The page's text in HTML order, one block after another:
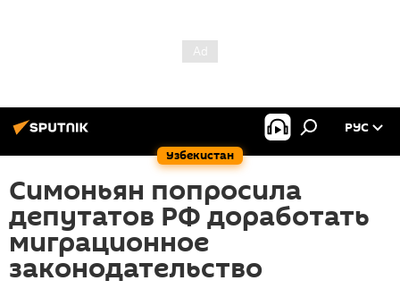
Узбекистан
РУС
Симоньян попросила
депутатов РФ доработать
миграционное
законодательство